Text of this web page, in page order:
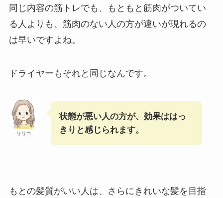
同じ内容の筋トレでも、もともと筋肉がついてい
る人よりも、筋肉のない人の方が違いが現れるの
は早いですよね。
ドライヤーもそれと同じなんです。
リリコ
状態が悪い人の方が、効果ははっ
きりと感じられます。
もとの髪質がいい人は、さらにきれいな髪を目指